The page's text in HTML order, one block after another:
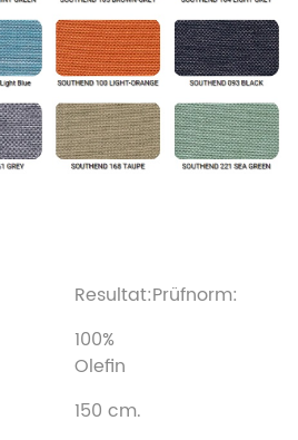
Resultat:Prüfnorm:
100%
Olefin
150 cm.